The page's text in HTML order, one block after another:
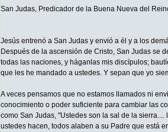
San Judas, Predicador de la Buena Nueva del
Jesús entrenó a San Judas y envió a él y a los
Después de la ascensión de Cristo, San Judas se
todas las naciones, y háganlas mis discípulos;
que les he mandado a ustedes. Y sepan que yo
A veces pensamos que no estamos llamados ni
conocimiento o poder suficiente para cambiar las
como San Judas, "Ustedes son la sal de la
ustedes hacen, todos alaben a su Padre que está